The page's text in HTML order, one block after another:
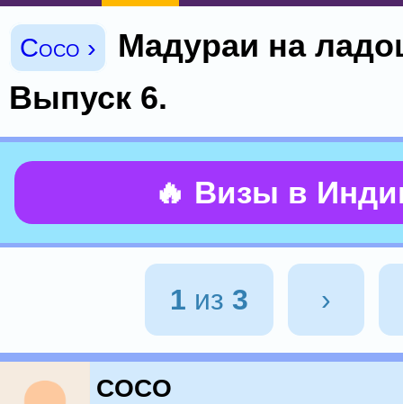
Coco ›
Мадураи на
Выпуск 6.
🔥 Визы в
1 из 3 ›
COCO